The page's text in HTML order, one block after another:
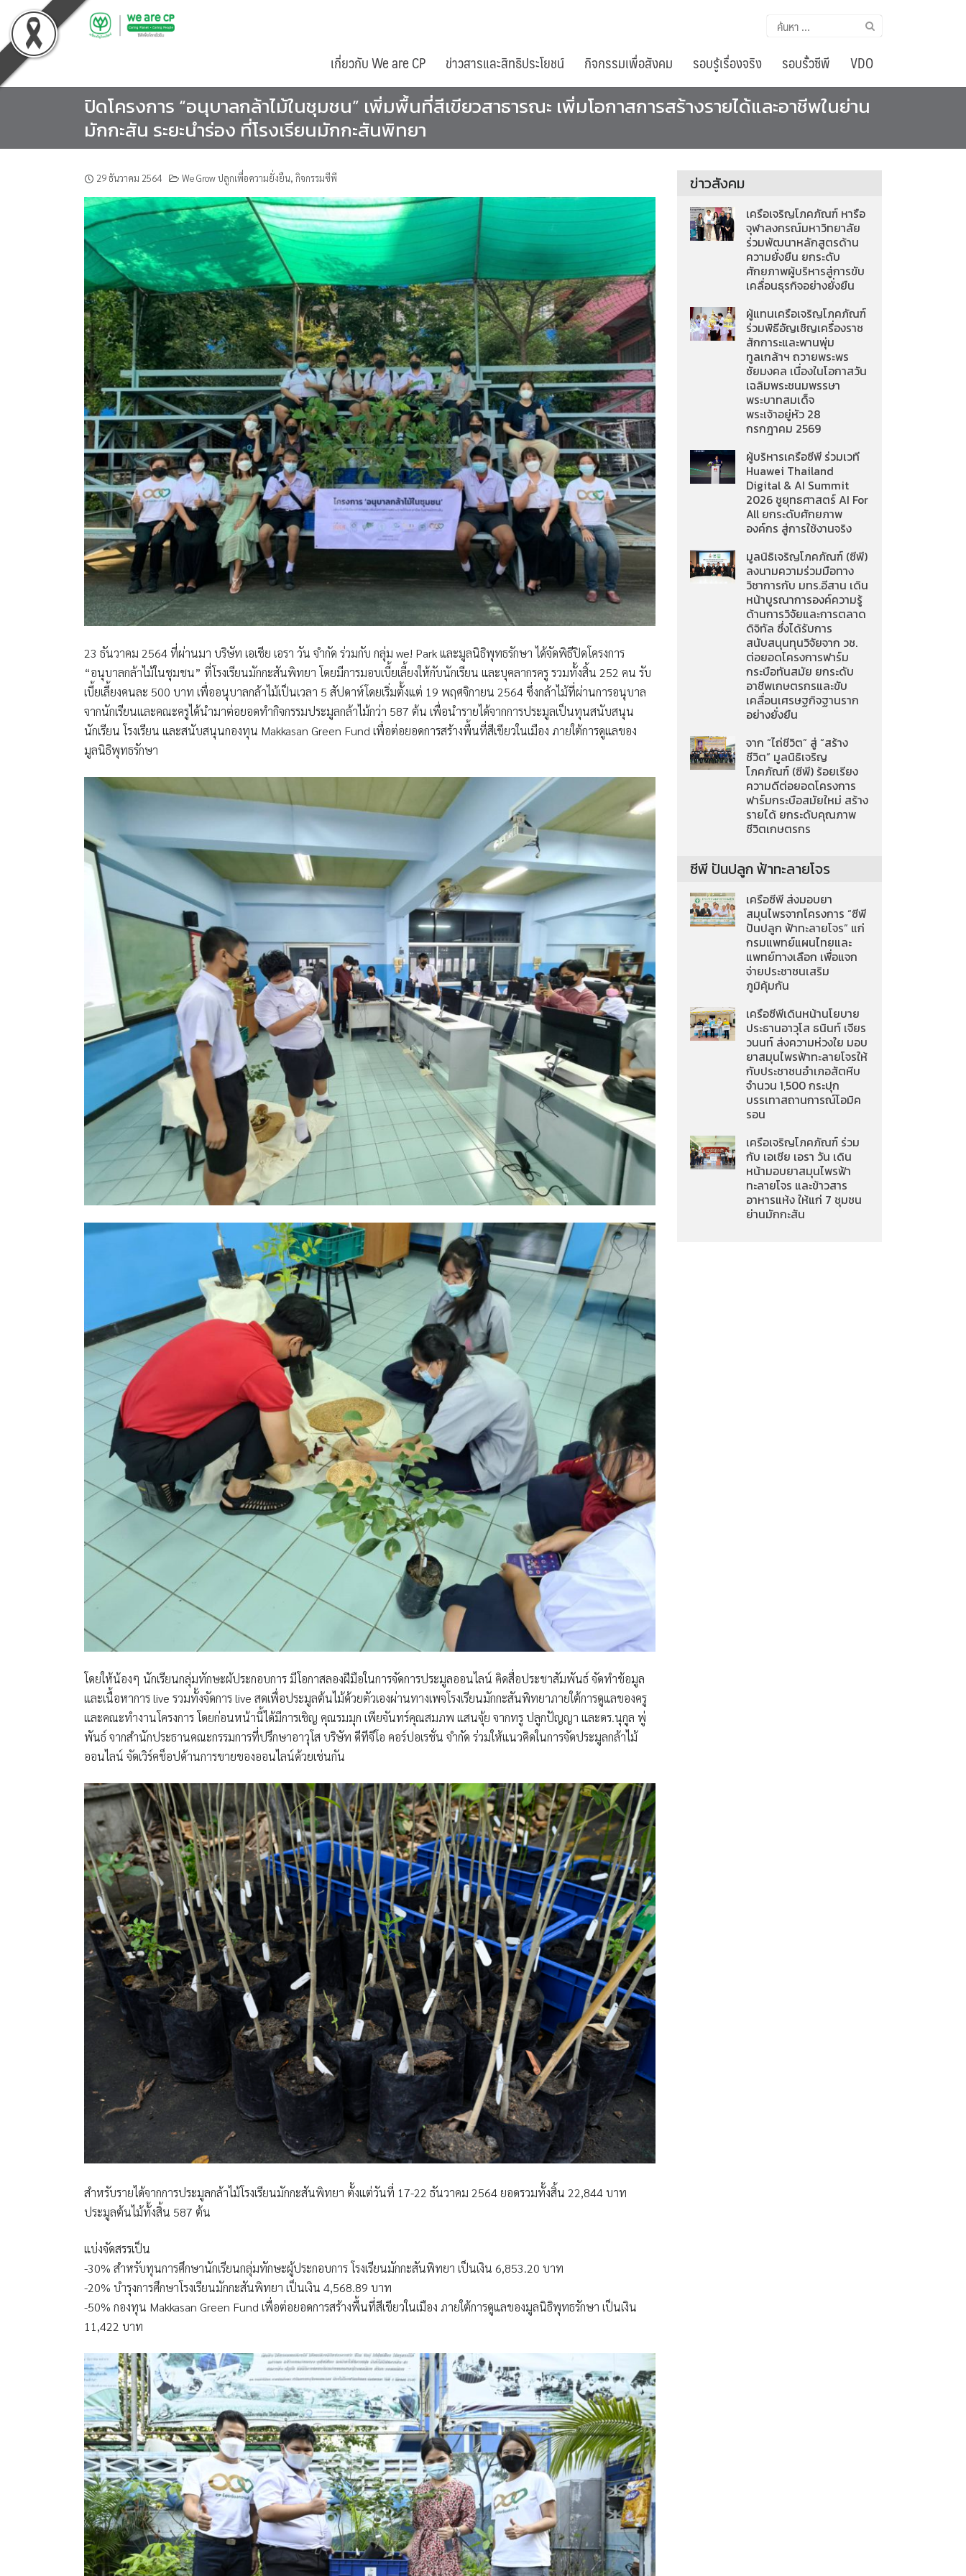
to
content
ค้นหา
เกี่ยวกับ We are CP ข่าวสารและสิทธิประโยชน์ กิจกรรมเพื่อสังคม รอบรู้เรื่องจริง รอบรั้วซีพี VDO
ปิดโครงการ “อนุบาลกล้าไม้ในชุมชน” เพิ่มพื้นที่สีเขียวสาธารณะ เพิ่มโอกาสการสร้างรายได้และอาชีพในย่าน
มักกะสัน ระยะนำร่อง ที่โรงเรียนมักกะสันพิทยา
29 ธันวาคม 2564 We Grow ปลูกเพื่อความยั่งยืน, กิจกรรมซีพี
23 ธันวาคม 2564 ที่ผ่านมา บริษัท เอเชีย เอรา วัน จำกัด ร่วมกับ กลุ่ม we! Park และมูลนิธิพุทธรักษา ได้จัดพิธีปิดโครงการ
“อนุบาลกล้าไม้ในชุมชน” ที่โรงเรียนมักกะสันพิทยา โดยมีการมอบเบี้ยเลี้ยงให้กับนักเรียน และบุคลากรครู รวมทั้งสิ้น 252 คน รับ
เบี้ยเลี้ยงคนละ 500 บาท เพื่ออนุบาลกล้าไม้เป็นเวลา 5 สัปดาห์โดยเริ่มตั้งแต่ 19 พฤศจิกายน 2564 ซึ่งกล้าไม้ที่ผ่านการอนุบาล
จากนักเรียนและคณะครูได้นำมาต่อยอดทำกิจกรรมประมูลกล้าไม้กว่า 587 ต้น เพื่อนำรายได้จากการประมูลเป็นทุนสนับสนุน
นักเรียน โรงเรียน และสนับสนุนกองทุน Makkasan Green Fund เพื่อต่อยอดการสร้างพื้นที่สีเขียวในเมือง ภายใต้การดูแลของ
มูลนิธิพุทธรักษา
โดยให้น้องๆ นักเรียนกลุ่มทักษะผ้ประกอบการ มีโอกาสลองฝีมือในการจัดการประมูลออนไลน์ คิดสื่อประชาสัมพันธ์ จัดทำข้อมูล
และเนื้อหาการ live รวมทั้งจัดการ live สดเพื่อประมูลต้นไม้ด้วยตัวเองผ่านทางเพจโรงเรียนมักกะสันพิทยาภายใต้การดูแลของครู
และคณะทำงานโครงการ โดยก่อนหน้านี้ได้มีการเชิญ คุณรมมุก เพียจันทร์คุณสมภพ แสนจุ้ย จากทรู ปลูกปัญญา และดร.นุกูล พู่
พันธ์ จากสำนักประธานคณะกรรมการที่ปรึกษาอาวุโส บริษัท ดีทีจีโอ คอร์ปอเรชั่น จำกัด ร่วมให้แนวคิดในการจัดประมูลกล้าไม้
ออนไลน์ จัดเวิร์คช็อปด้านการขายของออนไลน์ด้วยเช่นกัน
สำหรับรายได้จากการประมูลกล้าไม้โรงเรียนมักกะสันพิทยา ตั้งแต่วันที่ 17-22 ธันวาคม 2564 ยอดรวมทั้งสิ้น 22,844 บาท
ประมูลต้นไม้ทั้งสิ้น 587 ต้น
แบ่งจัดสรรเป็น
-30% สำหรับทุนการศึกษานักเรียนกลุ่มทักษะผู้ประกอบการ โรงเรียนมักกะสันพิทยา เป็นเงิน 6,853.20 บาท
-20% บำรุงการศึกษาโรงเรียนมักกะสันพิทยา เป็นเงิน 4,568.89 บาท
-50% กองทุน Makkasan Green Fund เพื่อต่อยอดการสร้างพื้นที่สีเขียวในเมือง ภายใต้การดูแลของมูลนิธิพุทธรักษา เป็นเงิน
11,422 บาท
ข่าวสังคม
เครือเจริญโภคภัณฑ์ หารือ
จุฬาลงกรณ์มหาวิทยาลัย
ร่วมพัฒนาหลักสูตรด้าน
ความยั่งยืน ยกระดับ
ศักยภาพผู้บริหารสู่การขับ
เคลื่อนธุรกิจอย่างยั่งยืน
ผู้แทนเครือเจริญโภคภัณฑ์
ร่วมพิธีอัญเชิญเครื่องราช
สักการะและพานพุ่ม
ทูลเกล้าฯ ถวายพระพร
ชัยมงคล เนื่องในโอกาสวัน
เฉลิมพระชนมพรรษา
พระบาทสมเด็จ
พระเจ้าอยู่หัว 28
กรกฎาคม 2569
ผู้บริหารเครือซีพี ร่วมเวที
Huawei Thailand
Digital & AI Summit
2026 ชูยุทธศาสตร์ AI For
All ยกระดับศักยภาพ
องค์กร สู่การใช้งานจริง
มูลนิธิเจริญโภคภัณฑ์ (ซีพี)
ลงนามความร่วมมือทาง
วิชาการกับ มทร.อีสาน เดิน
หน้าบูรณาการองค์ความรู้
ด้านการวิจัยและการตลาด
ดิจิทัล ซึ่งได้รับการ
สนับสนุนทุนวิจัยจาก วช.
ต่อยอดโครงการฟาร์ม
กระบือทันสมัย ยกระดับ
อาชีพเกษตรกรและขับ
เคลื่อนเศรษฐกิจฐานราก
อย่างยั่งยืน
จาก “ไถ่ชีวิต” สู่ “สร้าง
ชีวิต” มูลนิธิเจริญ
โภคภัณฑ์ (ซีพี) ร้อยเรียง
ความดีต่อยอดโครงการ
ฟาร์มกระบือสมัยใหม่ สร้าง
รายได้ ยกระดับคุณภาพ
ชีวิตเกษตรกร
ซีพี ปันปลูก ฟ้าทะลายโจร
เครือซีพี ส่งมอบยา
สมุนไพรจากโครงการ “ซีพี
ปันปลูก ฟ้าทะลายโจร” แก่
กรมแพทย์แผนไทยและ
แพทย์ทางเลือก เพื่อแจก
จ่ายประชาชนเสริม
ภูมิคุ้มกัน
เครือซีพีเดินหน้านโยบาย
ประธานอาวุโส ธนินท์ เจียร
วนนท์ ส่งความห่วงใย มอบ
ยาสมุนไพรฟ้าทะลายโจรให้
กับประชาชนอำเภอสัตหีบ
จำนวน 1,500 กระปุก
บรรเทาสถานการณ์โอมิค
รอน
เครือเจริญโภคภัณฑ์ ร่วม
กับ เอเชีย เอรา วัน เดิน
หน้ามอบยาสมุนไพรฟ้า
ทะลายโจร และข้าวสาร
อาหารแห้ง ให้แก่ 7 ชุมชน
ย่านมักกะสัน